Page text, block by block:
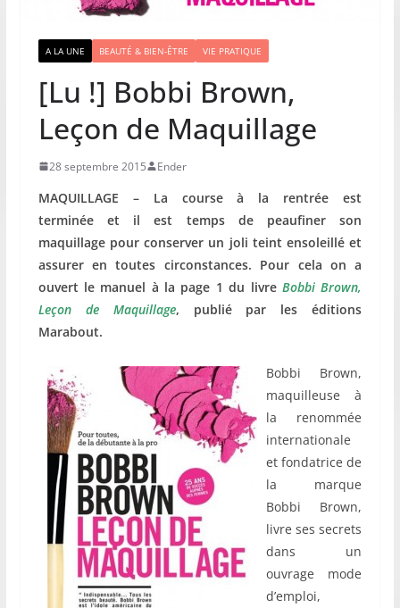
A LA UNE BEAUTÉ & BIEN-ÊTRE VIE PRATIQUE
[Lu !] Bobbi Brown,
Leçon de Maquillage
28 septembre 2015 Ender
MAQUILLAGE – La course à la rentrée est
terminée et il est temps de peaufiner son
maquillage pour conserver un joli teint ensoleillé et
assurer en toutes circonstances. Pour cela on a
ouvert le manuel à la page 1 du livre Bobbi Brown,
Leçon de Maquillage, publié par les éditions
Marabout.
Bobbi Brown,
maquilleuse à
la renommée
internationale
et fondatrice de
la marque
Bobbi Brown,
livre ses secrets
dans un
ouvrage mode
d’emploi,